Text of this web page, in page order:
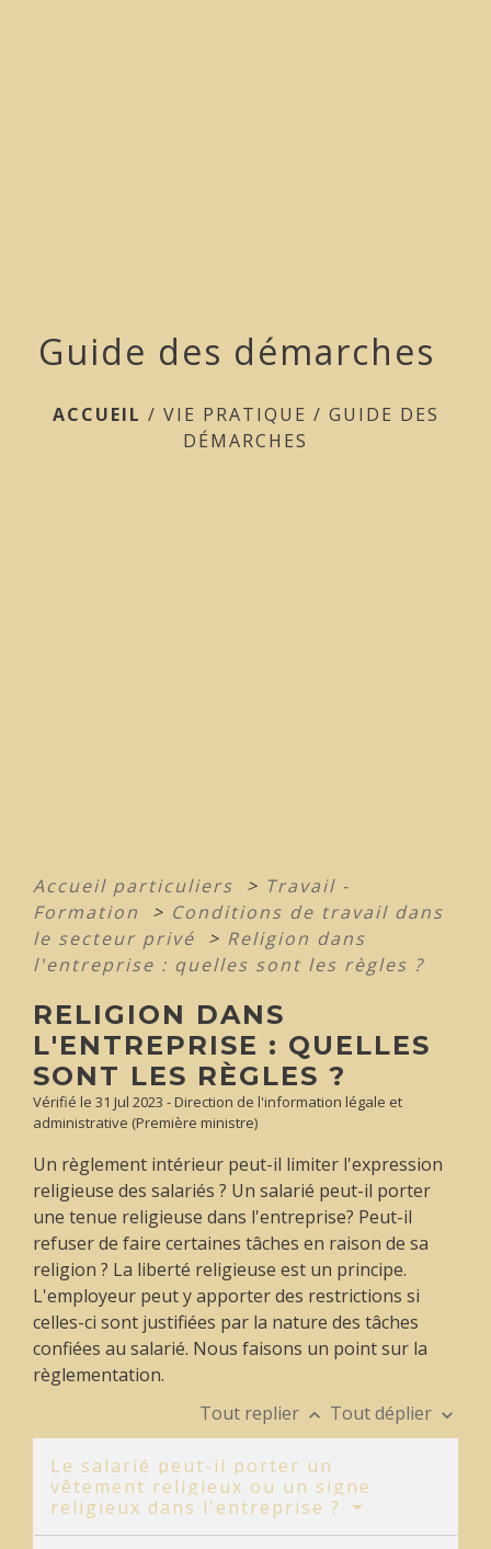
Guide des démarches
ACCUEIL / VIE PRATIQUE / GUIDE DES
DÉMARCHES
Accueil particuliers > Travail -
Formation
> Conditions de travail dans
le secteur privé
> Religion dans
l'entreprise : quelles sont les règles ?
RELIGION DANS
L'ENTREPRISE : QUELLES
SONT LES RÈGLES ?
Vérifié le 31 Jul 2023 - Direction de l'information légale et
administrative (Première ministre)
Un règlement intérieur peut-il limiter l'expression
religieuse des salariés ? Un salarié peut-il porter
une tenue religieuse dans l'entreprise? Peut-il
refuser de faire certaines tâches en raison de sa
religion ? La liberté religieuse est un principe.
L'employeur peut y apporter des restrictions si
celles-ci sont justifiées par la nature des tâches
confiées au salarié. Nous faisons un point sur la
règlementation.
Tout replier keyboard_arrow_up Tout déplier keyboard_arrow_down
Le salarié peut-il porter un
vêtement religieux ou un signe
religieux dans l'entreprise ?